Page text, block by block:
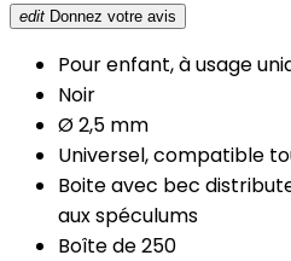
edit Donnez votre avis
Pour enfant, à usage
Noir
Ø 2,5 mm
Universel, compatible
Boite avec bec
aux spéculums
Boîte de 250